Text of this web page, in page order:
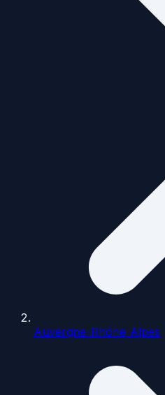
Auvergne-Rhône-Alpes